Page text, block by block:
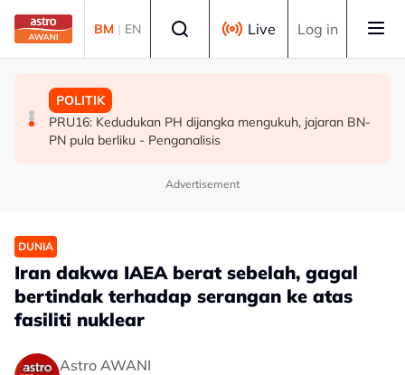
Skip to main content
BM | EN Live Log in
POLITIK
[TERKINI] 10 ADUN BN-PN dilantik Exco, terajui
pentadbiran Negeri Sembilan
MALAYSIA
MAG wajibkan saringan dadah 1,260 juruterbang
Malaysia Airlines
POLITIK
PRU16: Kedudukan PH dijangka mengukuh, jajaran BN-
PN pula berliku - Penganalisis
Advertisement
DUNIA
Iran dakwa IAEA berat sebelah, gagal
bertindak terhadap serangan ke atas
fasiliti nuklear
Astro AWANI